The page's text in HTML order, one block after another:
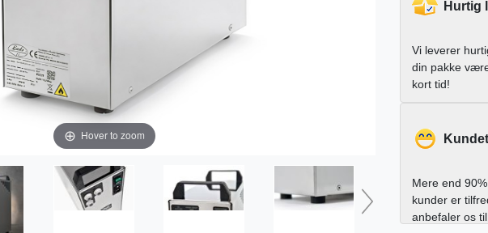
Hover to zoom
Hurtig
Vi leverer
din pakke
kort tid!
Mere end
kunder er
anbefaler os til